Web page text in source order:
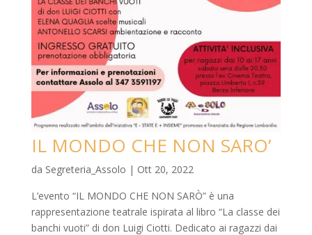
IL MONDO CHE NON SARO’
da Segreteria_Assolo | Ott 20, 2022
L’evento “IL MONDO CHE NON SARÒ” è una
rappresentazione teatrale ispirata al libro “La classe dei
banchi vuoti” di don Luigi Ciotti. Dedicato ai ragazzi dai